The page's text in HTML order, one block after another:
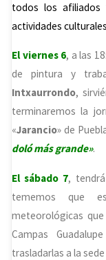
todos los afiliados
actividades
El viernes 6, a las
de pintura y
Intxaurrondo,
terminaremos la
«Jarancio» de
doló más grande».
El sábado 7,
tememos que
meteorológicas
Campas
trasladarlas a la